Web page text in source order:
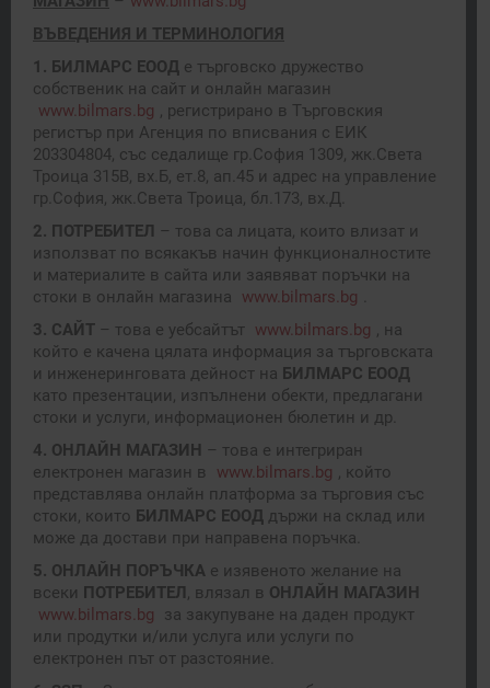
ВЪВЕДЕНИЯ И ТЕРМИНОЛОГИЯ
1. БИЛМАРС ЕООД е търговско дружество
собственик на сайт и онлайн магазин
www.bilmars.bg , регистрирано в Търговския
регистър при Агенция по вписвания с ЕИК
203304804, със седалище гр.София 1309, жк.Света
Троица 315В, вх.Б, ет.8, ап.45 и адрес на управление
гр.София, жк.Света Троица, бл.173, вх.Д.
2. ПОТРЕБИТЕЛ – това са лицата, които влизат и
използват по всякакъв начин функционалностите
и материалите в сайта или заявяват поръчки на
стоки в онлайн магазина
www.bilmars.bg
3. САЙТ – това е уебсайтът www.bilmars.bg , на
който е качена цялата информация за търговската
и инженеринговата дейност на БИЛМАРС ЕООД
като презентации, изпълнени обекти, предлагани
стоки и услуги, информационен бюлетин и др.
4. ОНЛАЙН МАГАЗИН – това е интегриран
електронен магазин в
www.bilmars.bg , който
представлява онлайн платформа за търговия със
стоки, които БИЛМАРС ЕООД държи на склад или
може да достави при направена поръчка.
5. ОНЛАЙН ПОРЪЧКА е изявеното желание на
всеки ПОТРЕБИТЕЛ , влязал в ОНЛАЙН
МАГАЗИН
www.bilmars.bg
за закупуване на даден продукт
или продутки и/или услуга или услуги по
електронен път от разстояние.